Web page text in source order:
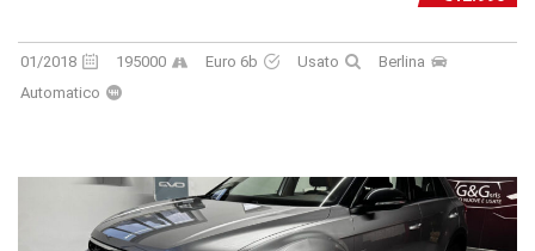
01/2018 195000 Euro 6b Usato
Berlina
Automatico